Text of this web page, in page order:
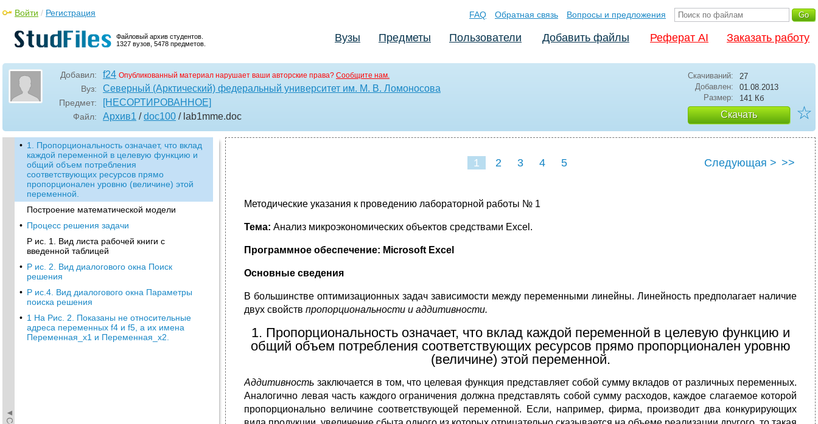
Файловый архив студентов.
1327 вузов, 5478 предметов.
Войти / Регистрация FAQ Обратная связь Вопросы и предложения
Вузы Предметы Пользователи Добавить файлы Реферат AI Заказать работу
Добавил: f24 Опубликованный материал нарушает ваши авторские права? Сообщите нам.
Вуз: Северный (Арктический) федеральный университет им. М. В. Ломоносова
Предмет: [НЕСОРТИРОВАННОЕ]
Файл: Архив1 /doc100 / lab1mme.doc
Скачиваний:
27
Добавлен:
01.08.2013
Размер:
141 Кб
Скачать ☆
• 1. Пропорциональность означает, что вклад
каждой переменной в целевую функцию и
общий объем потребления
соответствующих ресурсов прямо
пропорционален уровню (величине) этой
переменной.
Построение математической модели
• Процесс решения задачи
Р ис. 1. Вид листа рабочей книги с
введенной таблицей
• Р ис. 2. Вид диалогового окна Поиск
решения
• Р ис.4. Вид диалогового окна Параметры
поиска решения
• 1 На Рис. 2. Показаны не относительные
адреса переменных f4 и f5, а их имена
Переменная_х1 и Переменная_х2.
1 2 3 4 5 Следующая > >>
Методические указания к проведению лабораторной работы № 1
Тема: Анализ микроэкономических объектов средствами Excel.
Программное обеспечение: Microsoft Excel
Основные сведения
В большинстве оптимизационных задач зависимости между переменными линейны. Линейность предполагает наличие
двух свойств пропорциональности и аддитивности.
1. Пропорциональность означает, что вклад каждой переменной в целевую функцию и
общий объем потребления соответствующих ресурсов прямо пропорционален уровню
(величине) этой переменной.
Аддитивность заключается в том, что целевая функция представляет собой сумму вкладов от различных переменных.
Аналогично левая часть каждого ограничения должна представлять собой сумму расходов, каждое слагаемое которой
пропорционально величине соответствующей переменной. Если, например, фирма, производит два конкурирующих